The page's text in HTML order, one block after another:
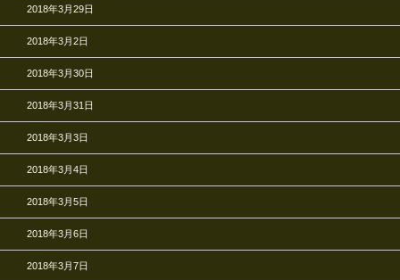
2018年3月29日
2018年3月2日
2018年3月30日
2018年3月31日
2018年3月3日
2018年3月4日
2018年3月5日
2018年3月6日
2018年3月7日